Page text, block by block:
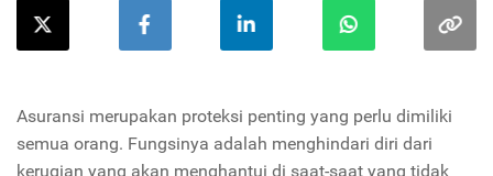
Asuransi merupakan proteksi penting yang perlu dimiliki
semua orang. Fungsinya adalah menghindari diri dari
kerugian yang akan menghantui di saat-saat yang tidak